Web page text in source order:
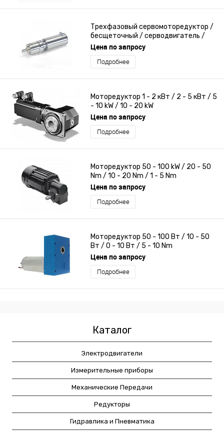
Трехфазовый сервомоторедуктор /
бесщеточный / серводвигатель /
коаксиальный
Цена по запросу
Подробнее
Моторедуктор 1 - 2 кВт / 2 - 5 кВт / 5
- 10 kW / 10 - 20 kW
Цена по запросу
Подробнее
Моторедуктор 50 - 100 kW / 20 - 50
Nm / 10 - 20 Nm / 1 - 5 Nm
Цена по запросу
Подробнее
Моторедуктор 50 - 100 Вт / 10 - 50
Вт / 0 - 10 Вт / 5 - 10 Nm
Цена по запросу
Подробнее
Каталог
Электродвигатели
Измерительные приборы
Механические Передачи
Редукторы
Гидравлика и Пневматика